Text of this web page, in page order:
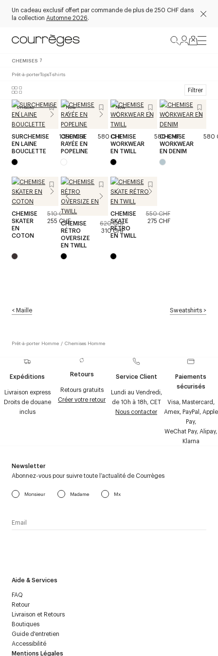
Un cadeau exclusif offert par commande de plus de 250 CHF dans
la collection Automne 2026.
CHEMISES 7
Prêt-à-porterTopsT-shirts
Filtrer
Unisexe
SURCHEMISE
EN LAINE
BOUCLETTE
1 350 CHF
New
CHEMISE
RAYÉE EN
POPELINE
580 CHF
New
CHEMISE
WORKWEAR
EN TWILL
580 CHF
CHEMISE
WORKWEAR
EN DENIM
580
CHEMISE
SKATER
EN
COTON
510 CHF
255 CHFCHEMISE
RÉTRO
OVERSIZE
EN TWILL
620 CHF
310 CHF
CHEMISE
SKATE
RÉTRO
EN TWILL
550 CHF
275 CHF
<Maille Sweatshirts >
Prêt-à-porter Homme / Chemises Homme
Expéditions
Livraison express
Droits de douane
inclus
Retours
Retours gratuits
Créer votre retour
Service Client
Lundi au Vendredi,
de 10h à 18h, CET
Nous contacter
Paiements
sécurisés
Visa, Mastercard,
Amex, PayPal, Apple
Pay,
WeChat Pay, Alipay,
Klarna
Aide & Services
FAQ
Retour
Livraison et Retours
Boutiques
Guide d'entretien
Accessibilité
Mentions Légales
Newsletter
Abonnez-vous pour suivre toute l’actualité de Courrèges
Monsieur Madame Mx